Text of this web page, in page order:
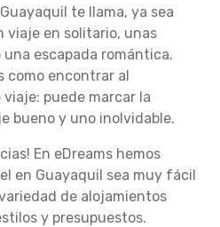
te llama, ya sea
viaje en solitario, unas
escapada romántica.
como encontrar al
puede marcar la
bueno y uno inolvidable.
En eDreams hemos
en Guayaquil sea muy fácil
de alojamientos
y presupuestos.